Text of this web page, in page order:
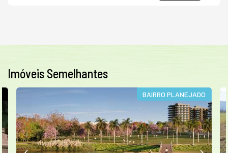
Imóveis Semelhantes
BAIRRO PLANEJADO